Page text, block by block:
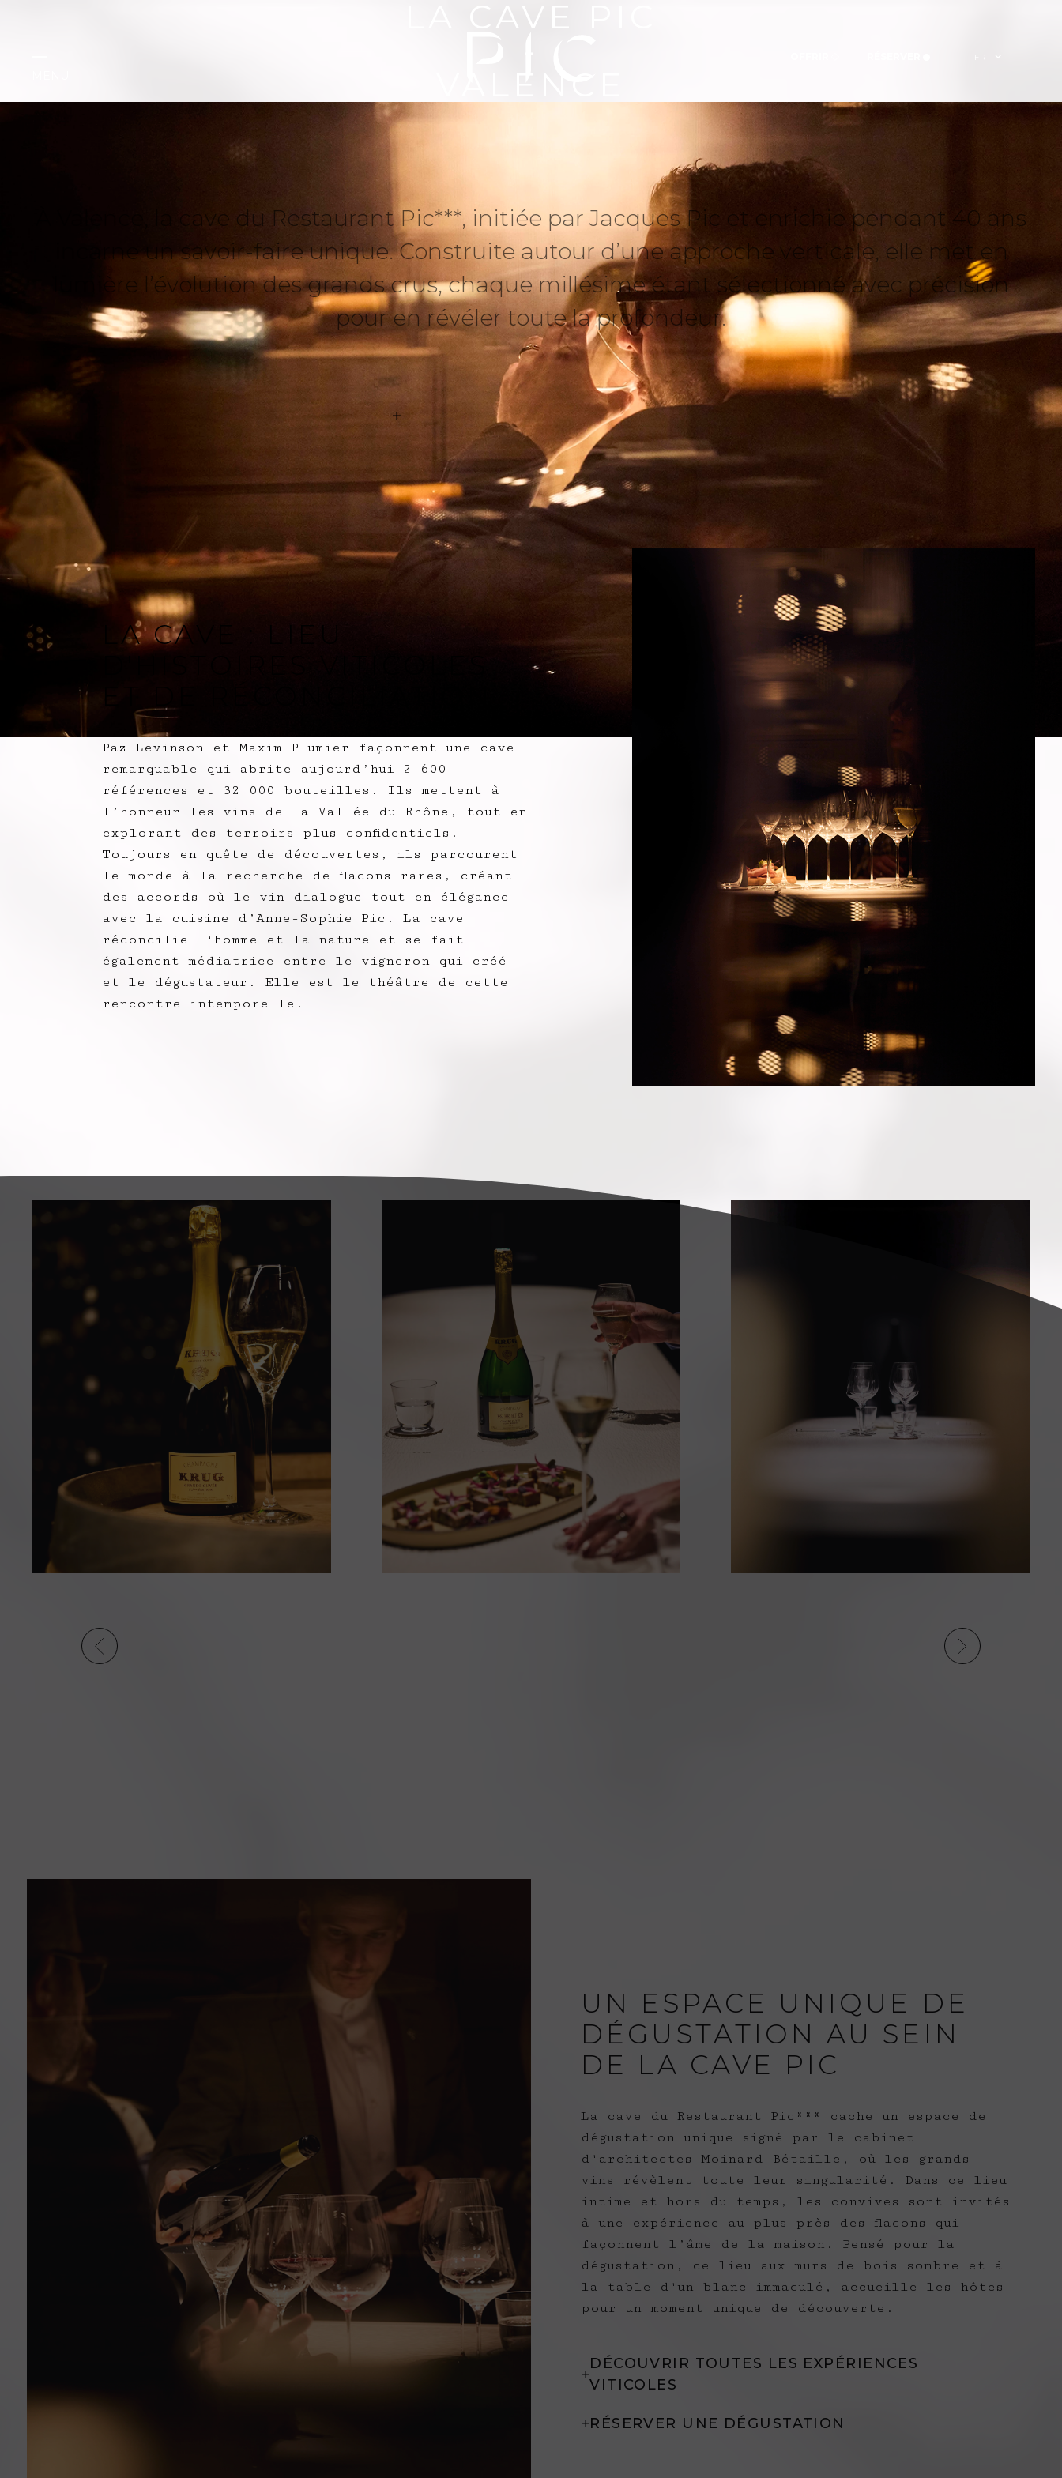
À Valence, la cave du Restaurant Pic***, initiée par Jacques Pic et enrichie pendant 40 ans
incarne un savoir-faire unique. Construite autour d’une approche verticale, elle met en
lumière l’évolution des grands crus, chaque millésime étant sélectionné avec précision
pour en révéler toute la profondeur.
RÉSERVER UNE DÉGUSTATION
LA CAVE : LIEU
D'HISTOIRES VITICOLES
Paz Levinson et Maxim Plumier façonnent une cave
remarquable qui abrite aujourd’hui 2 600
références et 32 000 bouteilles. Ils mettent à
l’honneur les vins de la Vallée du Rhône, tout en
explorant des terroirs plus confidentiels.
Toujours en quête de découvertes, ils parcourent
le monde à la recherche de flacons rares, créant
des accords où le vin dialogue tout en élégance
avec la cuisine d’Anne-Sophie Pic. La cave
réconcilie l'homme et la nature et se fait
également médiatrice entre le vigneron qui créé
et le dégustateur. Elle est le théâtre de cette
rencontre intemporelle.
UN ESPACE UNIQUE DE
DÉGUSTATION AU SEIN
DE LA CAVE PIC
La cave du Restaurant Pic*** cache un espace de
dégustation unique signé par le cabinet
d'architectes Moinard Bétaille, où les grands
vins révèlent toute leur singularité. Dans ce lieu
intime et hors du temps, les convives sont invités
à une expérience au plus près des flacons qui
façonnent l’âme de la maison. Pensé pour la
dégustation, ce lieu aux murs de bois sombre et à
la table d'un blanc immaculé, accueille les hôtes
pour un moment unique de découverte.
DÉCOUVRIR TOUTES LES EXPÉRIENCES
VITICOLES
RÉSERVER UNE DÉGUSTATION